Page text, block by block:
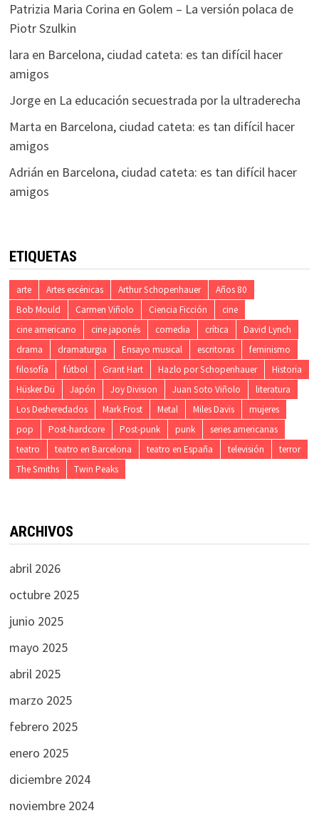
Patrizia Maria Corina en Golem – La versión polaca de
Piotr Szulkin
lara en Barcelona, ciudad cateta: es tan difícil hacer
amigos
Jorgeen La educación secuestrada por la ultraderecha
Marta en Barcelona, ciudad cateta: es tan difícil hacer
amigos
Adrián en Barcelona, ciudad cateta: es tan difícil hacer
amigos
ETIQUETAS
arte Artes escénicas Arthur Schopenhauer
Años 80
Bob Mould
Carmen Viñolo Ciencia Ficción
cine
cine americano
cine japonés comedia crítica
David Lynch
drama
dramaturgia Ensayo musical escritoras
feminismo
filosofía
fútbol Grant Hart Hazlo por Schopenhauer
Historia
Hüsker Dü
Japón Joy Division Juan Soto Viñolo
literatura
Los Desheredados
Mark Frost Metal Miles Davis
mujeres
pop
Post-hardcore Post-punk punk
series americanas
teatro
teatro en Barcelona teatro en España televisión
terror
The Smiths
Twin Peaks
ARCHIVOS
abril 2026
octubre 2025
junio 2025
mayo 2025
abril 2025
marzo 2025
febrero 2025
enero 2025
diciembre 2024
noviembre 2024